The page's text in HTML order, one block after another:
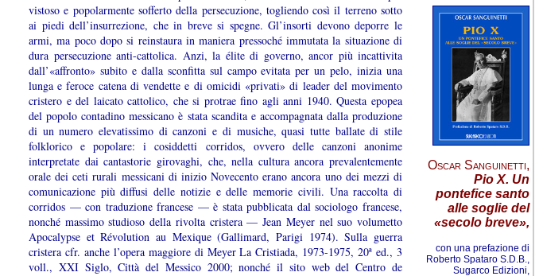
vistoso e popolarmente sofferto della persecuzione, togliendo così il terreno sotto
ai piedi dell’insurrezione, che in breve si spegne. Gl’insorti devono deporre le
armi, ma poco dopo si reinstaura in maniera pressoché immutata la situazione di
dura persecuzione anti-cattolica. Anzi, la élite di governo, ancor più incattivita
dall’«affronto» subito e dalla sconfitta sul campo evitata per un pelo, inizia una
lunga e feroce catena di vendette e di omicidi «privati» di leader del movimento
cristero e del laicato cattolico, che si protrae fino agli anni 1940. Questa epopea
del popolo contadino messicano è stata scandita e accompagnata dalla produzione
di un numero elevatissimo di canzoni e di musiche, quasi tutte ballate di stile
folklorico e popolare: i cosiddetti corridos, ovvero delle canzoni anonime
interpretate dai cantastorie girovaghi, che, nella cultura ancora prevalentemente
orale dei ceti rurali messicani di inizio Novecento erano ancora uno dei mezzi di
comunicazione più diffusi delle notizie e delle memorie civili. Una raccolta di
corridos — con traduzione francese — è stata pubblicata dal sociologo francese,
nonché massimo studioso della rivolta cristera — Jean Meyer nel suo volumetto
Apocalypse et Révolution au Mexique (Gallimard, Parigi 1974). Sulla guerra
cristera cfr. anche l’opera maggiore di Meyer La Cristiada, 1973-1975, 20ª ed., 3
voll., XXI Siglo, Città del Messico 2000; nonché il sito web del Centro de
Oscar Sanguinetti,
Pio X. Un
pontefice santo
alle soglie del
«secolo breve»,
con una prefazione di
Roberto Spataro S.D.B.,
Sugarco Edizioni,